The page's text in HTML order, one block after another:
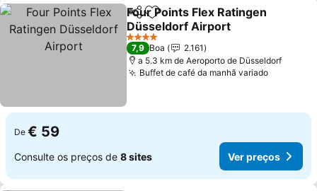
PartilharAdicionar aos favoritos
Four Points Flex Ratingen
Düsseldorf Airport
Ver preços
4 Estrelas
7,9 Boa
2.161
a 5.3 km de Aeroporto de Düsseldorf
Buffet de café da manhã variadoVer
De € 59
Consulte os preços de 8 sites Ver preços